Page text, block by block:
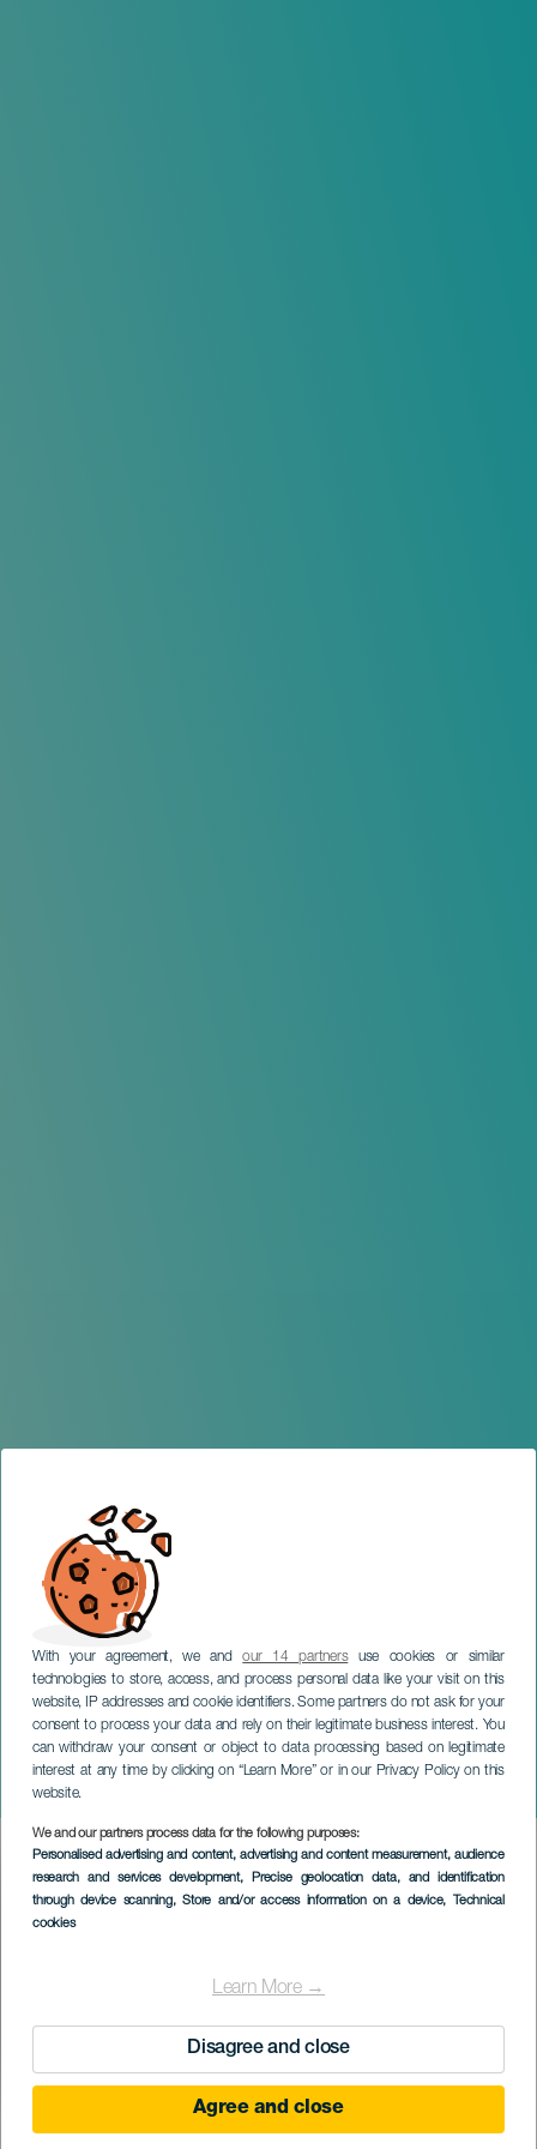
With your agreement, we andour 14 partnersuse cookies or similar
technologies to store, access, and process personal data like your visit on this
website, IP addresses and cookie identifiers. Some partners do not ask for your
consent to process your data and rely on their legitimate business interest. You
can withdraw your consent or object to data processing based on legitimate
interest at any time by clicking on “Learn More” or in our Privacy Policy on this
website.
We and our partners process data for the following purposes:
Personalised advertising and content, advertising and content measurement, audience
research and services development, Precise geolocation data, and identification
through device scanning, Store and/or access information on a device, Technical
cookies
Learn More →
Disagree and close
Agree and close
Noite Romântica em
Tejeda
GRÃ-CANÁRIA
Imagen
Listado